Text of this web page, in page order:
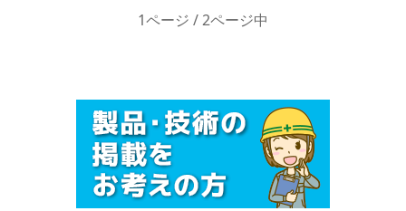
1ページ / 2ページ中